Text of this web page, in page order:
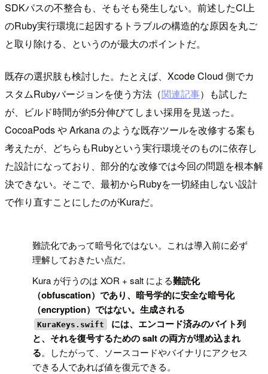
SDKパスの不整合も、そもそも発生しない。前述したCI上
のRuby実行環境に起因するトラブルの構造的な原因を丸ご
と取り除ける、というのが最大のポイントだ。
既存の選択肢も検討した。たとえば、Xcode Cloud 側でカ
スタムRubyバージョンを使う方法（関連記事）も試した
が、ビルド時間が約5分伸びてしまい採用を見送った。
CocoaPods や Arkana のような既存ツールを改修する案も
考えたが、どちらもRubyという実行環境そのものに依存し
た設計になっており、部分的な改修では今回の問題を根本解
決できない。そこで、最初からRubyを一切経由しない設計
で作り直すことにしたのがKuraだ。
難読化であって暗号化ではない。これは導入前に必ず
理解しておきたい点だ。
Kura が行うのは XOR + salt による難読化
（obfuscation）であり、暗号学的に安全な暗号化
（encryption）ではない。生成される
KuraKeys.swift
には、エンコード済みのバイト列
と、それを復号するための salt の両方が埋め込まれ
る。したがって、ソースコードやバイナリにアクセス
できる人であれば値を復元できる。